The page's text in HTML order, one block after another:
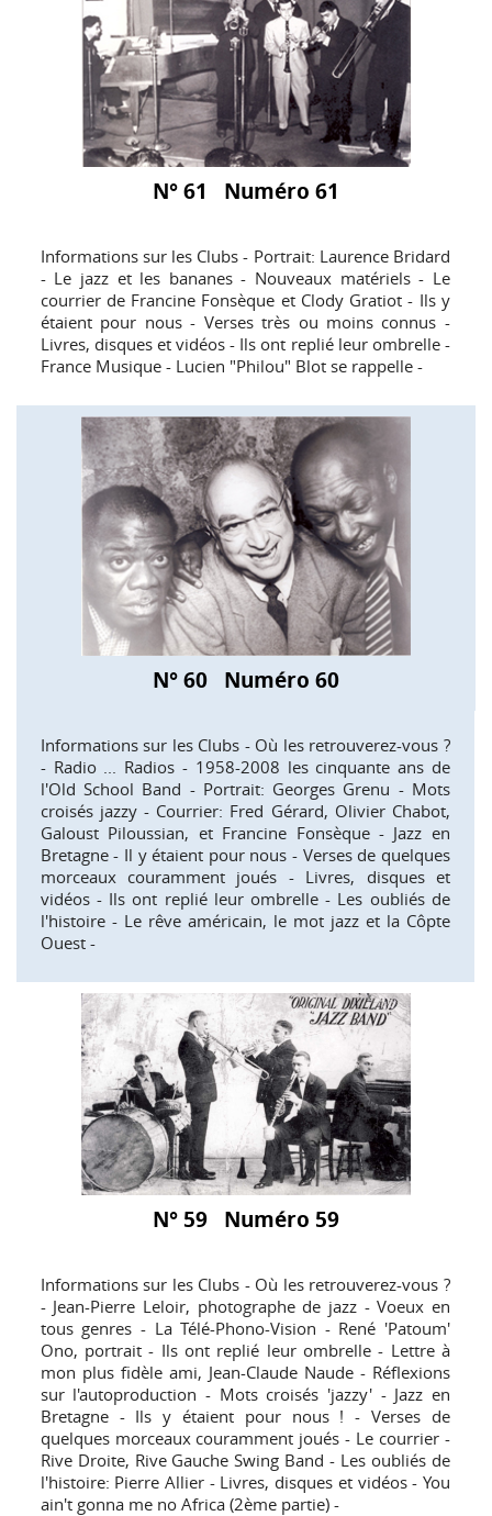
N° 61 Numéro 61
Informations sur les Clubs - Portrait: Laurence Bridard
- Le jazz et les bananes - Nouveaux matériels - Le
courrier de Francine Fonsèque et Clody Gratiot - Ils y
étaient pour nous - Verses très ou moins connus -
Livres, disques et vidéos - Ils ont replié leur ombrelle -
France Musique - Lucien "Philou" Blot se rappelle -
N° 60 Numéro 60
Informations sur les Clubs - Où les retrouverez-vous ?
- Radio ... Radios - 1958-2008 les cinquante ans de
l'Old School Band - Portrait: Georges Grenu - Mots
croisés jazzy - Courrier: Fred Gérard, Olivier Chabot,
Galoust Piloussian, et Francine Fonsèque - Jazz en
Bretagne - Il y étaient pour nous - Verses de quelques
morceaux couramment joués - Livres, disques et
vidéos - Ils ont replié leur ombrelle - Les oubliés de
l'histoire - Le rêve américain, le mot jazz et la Côpte
Ouest -
N° 59 Numéro 59
Informations sur les Clubs - Où les retrouverez-vous ?
- Jean-Pierre Leloir, photographe de jazz - Voeux en
tous genres - La Télé-Phono-Vision - René 'Patoum'
Ono, portrait - Ils ont replié leur ombrelle - Lettre à
mon plus fidèle ami, Jean-Claude Naude - Réflexions
sur l'autoproduction - Mots croisés 'jazzy' - Jazz en
Bretagne - Ils y étaient pour nous ! - Verses de
quelques morceaux couramment joués - Le courrier -
Rive Droite, Rive Gauche Swing Band - Les oubliés de
l'histoire: Pierre Allier - Livres, disques et vidéos - You
ain't gonna me no Africa (2ème partie) -